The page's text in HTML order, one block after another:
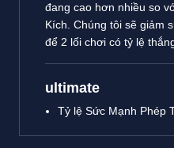
đang cao hơn nhiều so
Kích. Chúng tôi sẽ giảm
để 2 lối chơi có tỷ lệ
ultimate
Tỷ lệ Sức Mạnh Phép